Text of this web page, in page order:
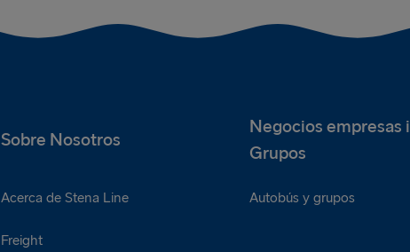
Sobre Nosotros
Negocios empresas i
Grupos
Acerca de Stena Line
Freight
Autobús y grupos